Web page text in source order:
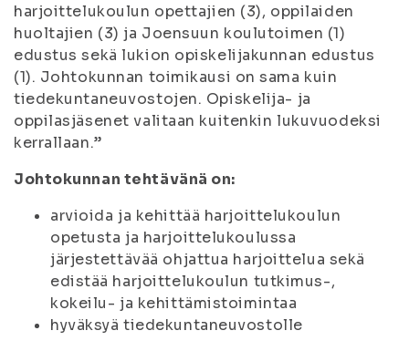
harjoittelukoulun opettajien (3), oppilaiden
huoltajien (3) ja Joensuun koulutoimen (1)
edustus sekä lukion opiskelijakunnan edustus
(1). Johtokunnan toimikausi on sama kuin
tiedekuntaneuvostojen. Opiskelija- ja
oppilasjäsenet valitaan kuitenkin lukuvuodeksi
kerrallaan.”
Johtokunnan tehtävänä on:
arvioida ja kehittää harjoittelukoulun
opetusta ja harjoittelukoulussa
järjestettävää ohjattua harjoittelua sekä
edistää harjoittelukoulun tutkimus-,
kokeilu- ja kehittämistoimintaa
hyväksyä tiedekuntaneuvostolle